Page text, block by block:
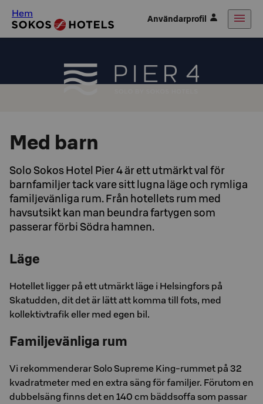
Hem Användarprofil
Med barn
Solo Sokos Hotel Pier 4 är ett utmärkt val för
barnfamiljer tack vare sitt lugna läge och rymliga
familjevänliga rum. Från hotellets rum med
havsutsikt kan man beundra fartygen som
passerar förbi Södra hamnen.
Läge
Hotellet ligger på ett utmärkt läge i Helsingfors på
Skatudden, dit det är lätt att komma till fots, med
kollektivtrafik eller med egen bil.
Familjevänliga rum
Vi rekommenderar Solo Supreme King-rummet på 32
kvadratmeter med en extra säng för familjer. Förutom en
dubbelsäng finns det en 140 cm bäddsoffa som passar